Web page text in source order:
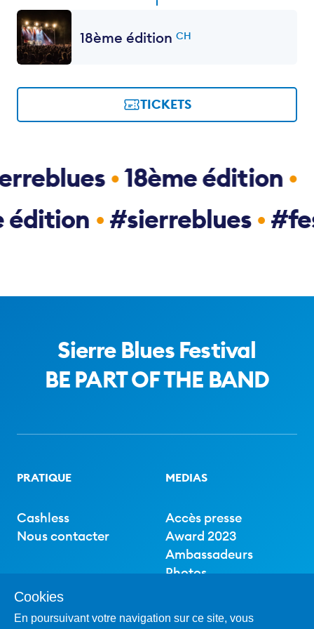
Français•Allemand•Anglais
18ème édition CH
TICKETS
•18ème édition•
édition •#sierreblues•
Cookies
En poursuivant votre navigation sur ce site, vous
Sierre Blues Festival
BE PART OF THE BAND
PRATIQUE
Cashless
Nous contacter
MEDIAS
Accès presse
Award 2023
Ambassadeurs
Photos
SOUTIEN